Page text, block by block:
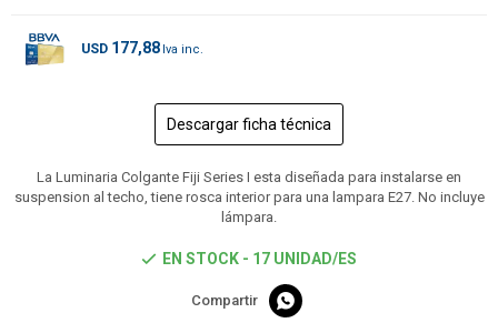
USD 177,88
Descargar ficha técnica
La Luminaria Colgante Fiji Series I esta diseñada para instalarse en
suspension al techo, tiene rosca interior para una lampara E27. No incluye
lámpara.
EN STOCK - 17 UNIDAD/ES
